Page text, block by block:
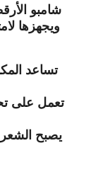
شامبو
ويجهزها
تساعد
تعمل على
يصبح الشعر